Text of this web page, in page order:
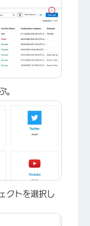
。
クトを選択し